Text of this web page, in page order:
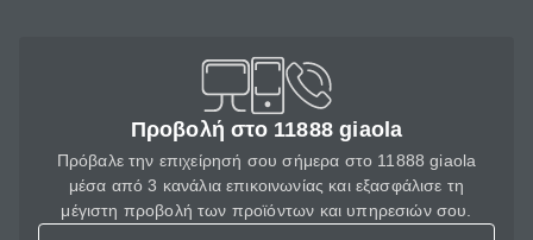
Προβολή στο 11888 giaola
Πρόβαλε την επιχείρησή σου σήμερα στο 11888 giaola
μέσα από 3 κανάλια επικοινωνίας και εξασφάλισε τη
μέγιστη προβολή των προϊόντων και υπηρεσιών σου.